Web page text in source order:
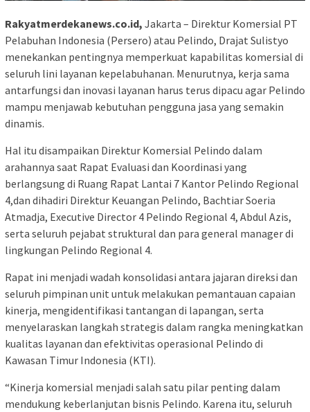
Rakyatmerdekanews.co.id, Jakarta – Direktur Komersial PT
Pelabuhan Indonesia (Persero) atau Pelindo, Drajat Sulistyo
menekankan pentingnya memperkuat kapabilitas komersial di
seluruh lini layanan kepelabuhanan. Menurutnya, kerja sama
antarfungsi dan inovasi layanan harus terus dipacu agar Pelindo
mampu menjawab kebutuhan pengguna jasa yang semakin
dinamis.
Hal itu disampaikan Direktur Komersial Pelindo dalam
arahannya saat Rapat Evaluasi dan Koordinasi yang
berlangsung di Ruang Rapat Lantai 7 Kantor Pelindo Regional
4,dan dihadiri Direktur Keuangan Pelindo, Bachtiar Soeria
Atmadja, Executive Director 4 Pelindo Regional 4, Abdul Azis,
serta seluruh pejabat struktural dan para general manager di
lingkungan Pelindo Regional 4.
Rapat ini menjadi wadah konsolidasi antara jajaran direksi dan
seluruh pimpinan unit untuk melakukan pemantauan capaian
kinerja, mengidentifikasi tantangan di lapangan, serta
menyelaraskan langkah strategis dalam rangka meningkatkan
kualitas layanan dan efektivitas operasional Pelindo di
Kawasan Timur Indonesia (KTI).
“Kinerja komersial menjadi salah satu pilar penting dalam
mendukung keberlanjutan bisnis Pelindo. Karena itu, seluruh